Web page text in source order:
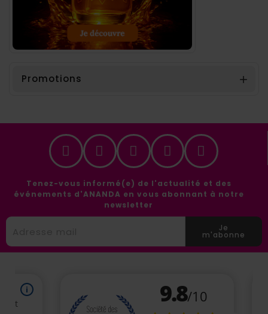
Promotions 
Tenez-vous informé(e) de l'actualité et des
événements d'ANANDA en vous abonnant à notre
newsletter
Je
m'abonne